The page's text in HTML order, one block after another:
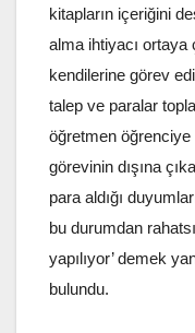
kitapların içeriğini
alma ihtiyacı ortaya
kendilerine görev
talep ve paralar
öğretmen öğrenciye
görevinin dışına
para aldığı
bu durumdan
yapılıyor’ demek
bulundu.